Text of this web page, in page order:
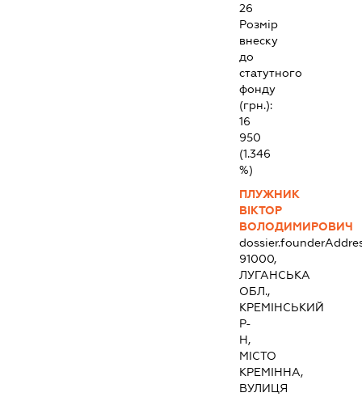
26
Розмір
внеску
до
статутного
фонду
(грн.):
16
950
(1.346
%)
ПЛУЖНИК
ВІКТОР
ВОЛОДИМИРОВИЧ
91000,
ЛУГАНСЬКА
ОБЛ.,
КРЕМІНСЬКИЙ
Р-
Н,
МІСТО
КРЕМІННА,
ВУЛИЦЯ